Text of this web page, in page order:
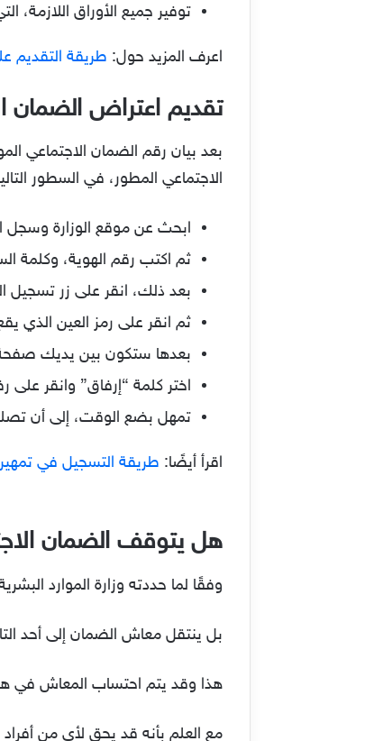
توفير جميع الأوراق
اعرف المزيد حول: طريقة التقديم
تقديم اعتراض الضمان
بعد بيان رقم الضمان الاجتماعي
الاجتماعي المطور، في السطور
ابحث عن موقع الوزارة وسجل
ثم اكتب رقم الهوية، وكلمة
بعد ذلك، انقر على زر تسجيل
ثم انقر على رمز العين الذي
بعدها ستكون بين يديك صفحة
اختر كلمة “إرفاق” وانقر على
تمهل بضع الوقت، إلى أن
اقرأ أيضًا: طريقة التسجيل في تمهير للخريجين
هل يتوقف الضمان
وفقًا لما حددته وزارة الموارد
بل ينتقل معاش الضمان إلى أحد التابعين،
هذا وقد يتم احتساب المعاش في
مع العلم بأنه قد يحق لأي من أفراد